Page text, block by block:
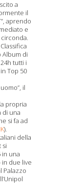
a
il
aprendo
e
Album di
tutti i
Top 50
il
propria
di una
si fa ad
).
della
si
in una
due live
Palazzo